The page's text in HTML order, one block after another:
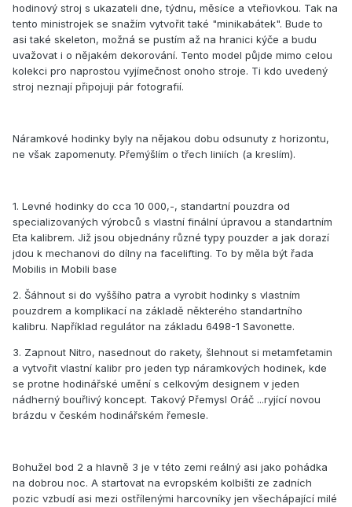
hodinový stroj s ukazateli dne, týdnu, měsíce a vteřiovkou. Tak na
tento ministrojek se snažím vytvořit také "minikabátek". Bude to
asi také skeleton, možná se pustím až na hranici kýče a budu
uvažovat i o nějakém dekorování. Tento model půjde mimo celou
kolekci pro naprostou vyjímečnost onoho stroje. Ti kdo uvedený
stroj neznají připojuji pár fotografií.
Náramkové hodinky byly na nějakou dobu odsunuty z horizontu,
ne však zapomenuty. Přemýšlím o třech liniích (a kreslím).
1. Levné hodinky do cca 10 000,-, standartní pouzdra od
specializovaných výrobců s vlastní finální úpravou a standartním
Eta kalibrem. Již jsou objednány různé typy pouzder a jak dorazí
jdou k mechanovi do dílny na facelifting. To by měla být řada
Mobilis in Mobili base
2. Šáhnout si do vyššího patra a vyrobit hodinky s vlastním
pouzdrem a komplikací na základě některého standartního
kalibru. Například regulátor na základu 6498-1 Savonette.
3. Zapnout Nitro, nasednout do rakety, šlehnout si metamfetamin
a vytvořit vlastní kalibr pro jeden typ náramkových hodinek, kde
se protne hodinářské umění s celkovým designem v jeden
nádherný bouřlivý koncept. Takový Přemysl Oráč ...ryjící novou
brázdu v českém hodinářském řemesle.
Bohužel bod 2 a hlavně 3 je v této zemi reálný asi jako pohádka
na dobrou noc. A startovat na evropském kolbišti ze zadních
pozic vzbudí asi mezi ostřílenými harcovníky jen všechápající milé